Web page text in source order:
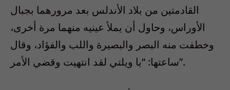
القادمتين من بلاد الأندلس بعد مرورهما بجبال
الأوراس، وحاول أن يملأ عينيه منهما مرة أخرى،
وخطفت منه البصر والبصيرة واللب والفؤاد، وقال
ساعتها: “يا ويلتي لقد انتهيت وقضي الأمر”.